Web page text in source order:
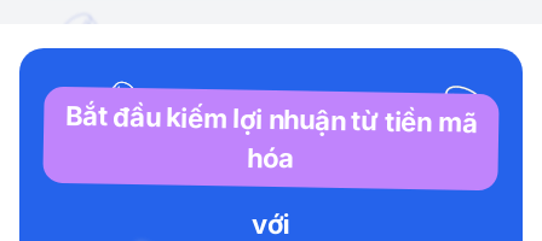
Bắt đầu kiếm lợi nhuận từ tiền mã
hóa
với